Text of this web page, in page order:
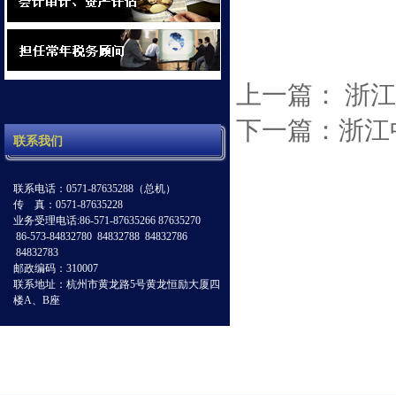
联系我们
联系电话：0571-87635288（总机）
传 真：0571-87635228
业务受理电话:86-571-87635266 87635270
86-573-84832780 84832788 84832786
84832783
邮政编码：310007
联系地址：杭州市黄龙路5号黄龙恒励大厦四
楼A、B座
上一篇： 浙
下一篇：浙